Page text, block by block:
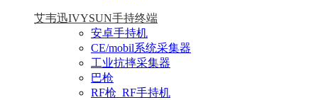
艾韦迅IVYSUN手持终端
安卓手持机
CE/mobil系统采集器
工业抗摔采集器
巴枪
RF枪_RF手持机